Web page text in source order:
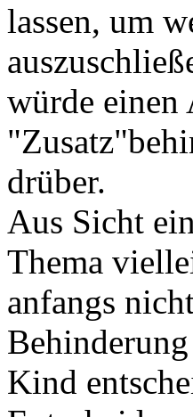
lassen, um
würde einen
drüber.
Aus Sicht
Thema
anfangs
Kind